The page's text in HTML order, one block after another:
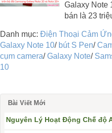
Galaxy Note
bán là 23
Danh mục: Điện Thoại Cảm
Galaxy Note 10/ bút S Pen/
cụm camera/Galaxy Note/
10
Bài Viết Mới
Nguyên Lý Hoạt Động Chế độ